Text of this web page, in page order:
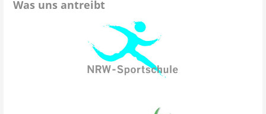
Was uns antreibt